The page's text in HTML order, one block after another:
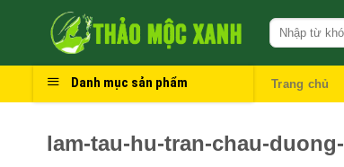
Danh mục sản phẩm Trang chủ
lam-tau-hu-tran-chau-